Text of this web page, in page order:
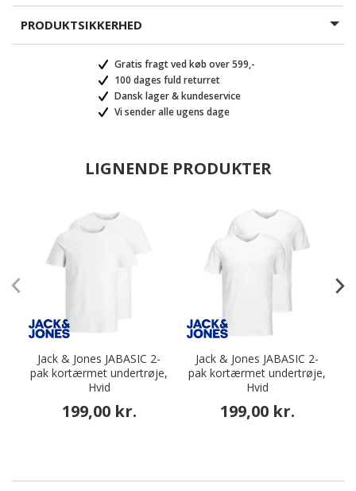
PRODUKTSIKKERHED
Gratis fragt ved køb over 599,-
100 dages fuld returret
Dansk lager & kundeservice
Vi sender alle ugens dage
LIGNENDE PRODUKTER
Jack & Jones JABASIC 2-
pak kortærmet undertrøje,
Hvid
199,00 kr.
Jack & Jones JABASIC 2-
pak kortærmet undertrøje,
Hvid
199,00 kr.